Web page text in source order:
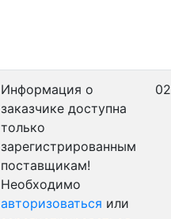
Информация о
заказчике доступна
только
зарегистрированным
поставщикам!
Необходимо
авторизоваться или